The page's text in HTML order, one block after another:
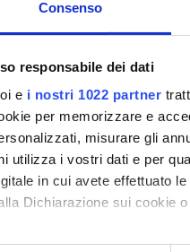
Consenso
responsabile dei dati
e i nostri 1022 partner
per memorizzare e
misurare gli
utilizza i vostri dati e per
in cui avete effettuato
Dichiarazione sui cookie
il tuo consenso, vorremmo